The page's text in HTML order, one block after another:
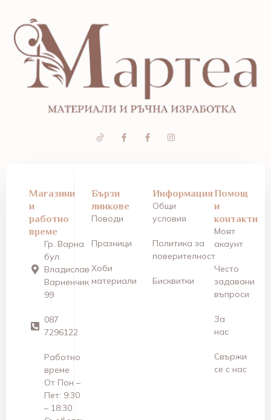
Магазини
и
работно
време
Гр. Варна
бул.
Владислав
Варненчик
99
087
7296122
Работно
време
От Пон –
Пет: 9:30
– 18:30
Бързи
линкове
Поводи
Празници
Хоби
материали
Информация
Общи
условия
Политика за
поверителност
Бисквитки
Помощ
и
контакти
Моят
акаунт
Често
задавани
въпроси
За
нас
Свържи
се с нас